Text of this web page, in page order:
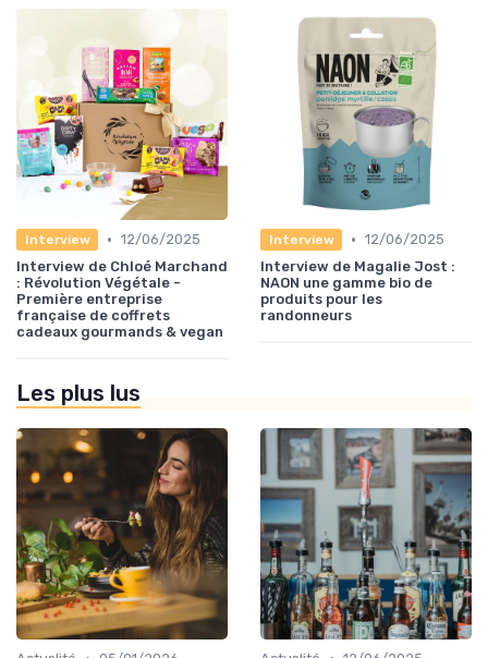
Interview • 12/06/2025
Interview de Chloé Marchand
: Révolution Végétale -
Première entreprise
française de coffrets
cadeaux gourmands & vegan
Interview • 12/06/2025
Interview de Magalie Jost :
NAON une gamme bio de
produits pour les
randonneurs
Les plus lus